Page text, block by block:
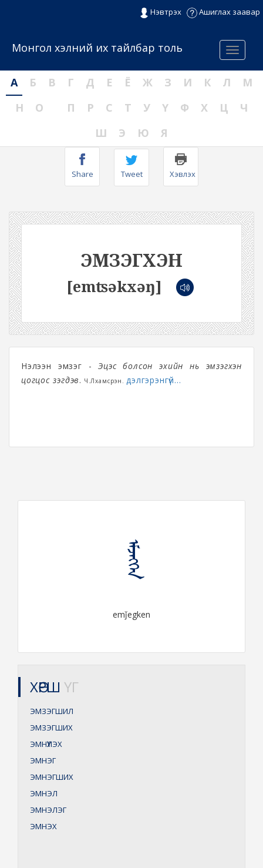
Нэвтрэх Ашиглах заавар
Menu
Монгол хэлний их тайлбар толь
А Б В Г Д Е Ё Ж З И К Л
М
Н
О П Р С Т У Ү Ф Х Ц
Ч
Ш
Э Ю Я
Share Tweet Хэвлэх
ЭМЗЭГХЭН
[emʦəkxəŋ]
Нэлээн эмзэг -Эцэс болсон эхийн нь эмзэгхэн
цогцос үзэгдэв. Ч.Лхамсүрэн.дэлгэрэнгүй...
ᠡᠮᠵᠡᠭᠬᠡᠨ
emǰegken
ХӨРШ ҮГ
ЭМЗЭГШИЛ
ЭМЗЭГШИХ
ЭМНҮҮЛЭХ
ЭМНЭГ
ЭМНЭГШИХ
ЭМНЭЛ
ЭМНЭЛЭГ
ЭМНЭХ